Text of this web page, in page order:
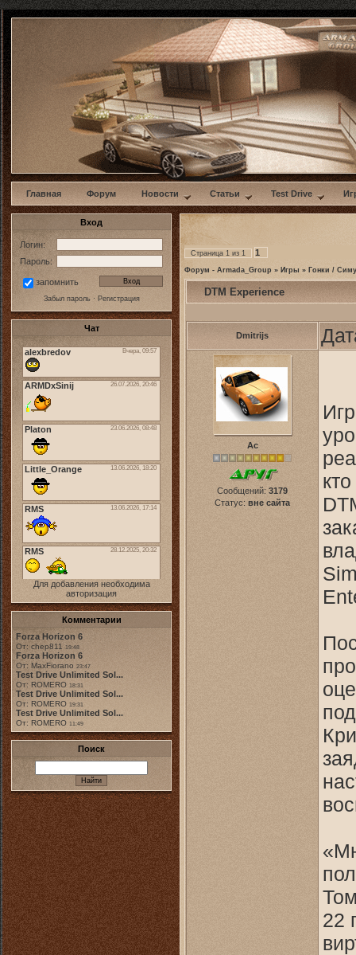
w
Главная Форум Новости Статьи Test Drive
Вход
Логин:
Пароль:
запомнить
Забыл пароль· Регистрация
Чат
Для добавления необходима
авторизация
Комментарии
Forza Horizon 6
От: chep811 19:48
Forza Horizon 6
От: MaxFiorano 23:47
Test Drive Unlimited Sol...
От: ROMERO 18:31
Test Drive Unlimited Sol...
От: ROMERO 19:31
Test Drive Unlimited Sol...
От: ROMERO 11:49
Поиск
Страница 1 из 1 1
Форум - Armada_Group » Игры » Гонки /
DTM Experience
Dmitrijs
Ас
Сообщений: 3179
Статус: вне сайта
22